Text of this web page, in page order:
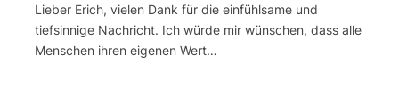
Lieber Erich, vielen Dank für die einfühlsame und
tiefsinnige Nachricht. Ich würde mir wünschen, dass alle
Menschen ihren eigenen Wert…